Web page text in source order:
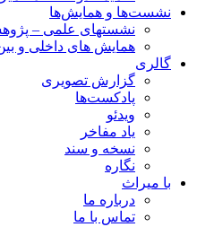
نشست‌ها و همایش‌ها
نشستهای علمی –
همایش های داخلی و
گالری
گزارش تصویری
پادکست‌ها
ویدئو
یاد مفاخر
نسخه و سند
نگاره
با میراث
درباره ما
تماس با ما